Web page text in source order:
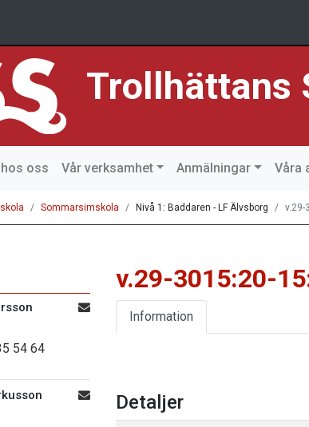
Trollhättans
oss Vår verksamhet Anmälningar Våra
Sommarsimskola Nivå 1: Baddaren - LF Älvsborg v.29-
54 64
v.29-3015:20-
Information
Detaljer